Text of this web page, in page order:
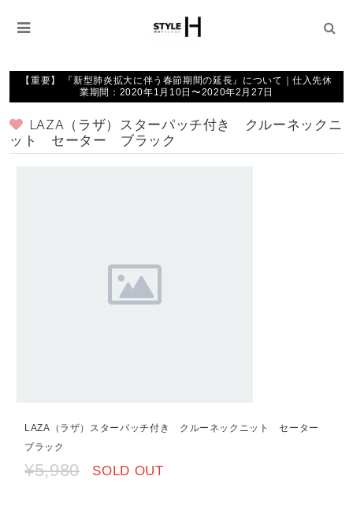
【重要】 『新型肺炎拡大に伴う春節期間の延長』について｜仕入先休
業期間：2020年1月10日〜2020年2月27日
LAZA（ラザ）スターパッチ付き クルーネックニ
ット セーター ブラック
LAZA（ラザ）スターパッチ付き クルーネックニット セーター
ブラック
¥5,980 SOLD OUT